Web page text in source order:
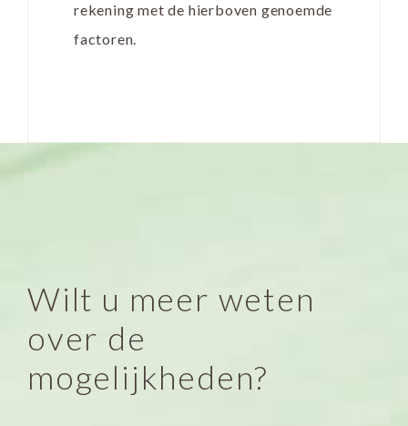
rekening met de hierboven genoemde
factoren.
Wilt u meer weten
over de
mogelijkheden?